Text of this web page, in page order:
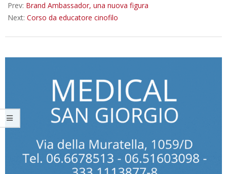
Prev: Brand Ambassador, una nuova figura
Next: Corso da educatore cinofilo